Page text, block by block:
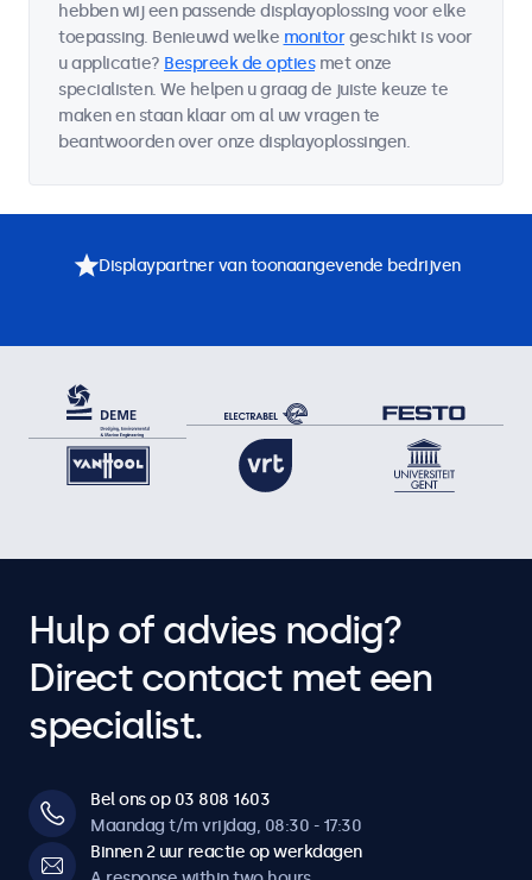
hebben wij een passende displayoplossing voor elke
toepassing. Benieuwd welke monitorgeschikt is voor
u applicatie? Bespreek de optiesmet onze
specialisten. We helpen u graag de juiste keuze te
maken en staan klaar om al uw vragen te
beantwoorden over onze displayoplossingen.
Displaypartner van toonaangevende bedrijven
Hulp of advies nodig?
Direct contact met een
specialist.
Bel ons op 03 808 1603
Maandag t/m vrijdag, 08:30 - 17:30
Binnen 2 uur reactie op werkdagen